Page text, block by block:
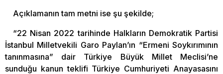
Açıklamanın tam metni ise şu şekilde;
“22 Nisan 2022 tarihinde Halkların Demokratik Partisi
İstanbul Milletvekili Garo Paylan’ın “Ermeni Soykırımının
tanınmasına” dair Türkiye Büyük Millet Meclisi’ne
sunduğu kanun teklifi Türkiye Cumhuriyeti Anayasasını